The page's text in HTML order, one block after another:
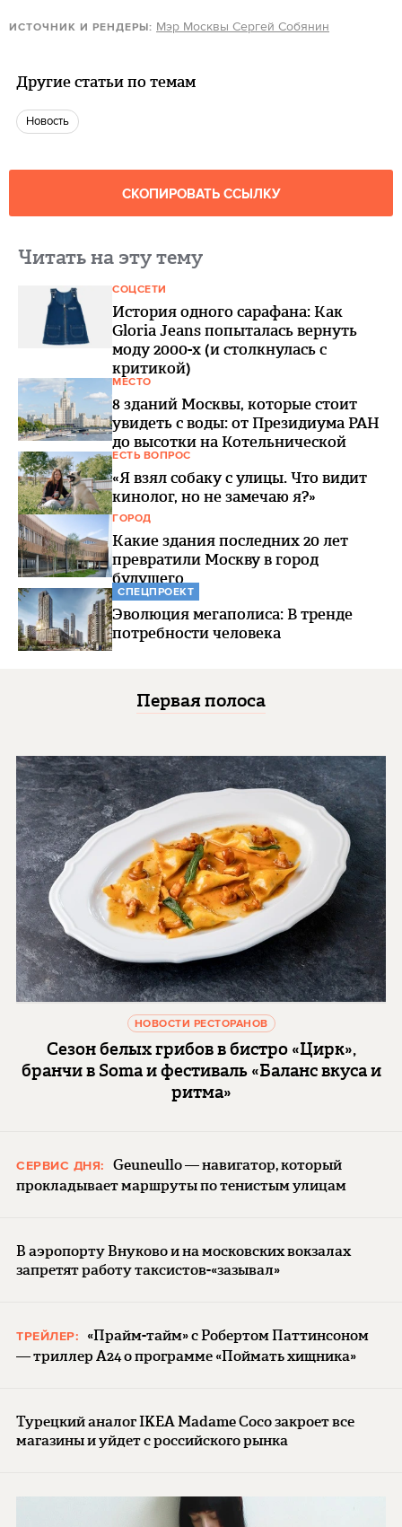
ИСТОЧНИК И РЕНДЕРЫ: Мэр Москвы Сергей Собянин
Другие статьи по темам
Новость
СКОПИРОВАТЬ ССЫЛКУ
Читать на эту тему
СОЦСЕТИ
История одного сарафана: Как
Gloria Jeans попыталась вернуть
моду 2000-х (и столкнулась с
критикой)
МЕСТО
8 зданий Москвы, которые стоит
увидеть с воды: от Президиума РАН
до высотки на Котельнической
ЕСТЬ ВОПРОС
«Я взял собаку с улицы. Что видит
кинолог, но не замечаю я?»
ГОРОД
Какие здания последних 20 лет
превратили Москву в город
будущего
СПЕЦПРОЕКТ
Эволюция мегаполиса: В тренде
потребности человека
Первая полоса
НОВОСТИ РЕСТОРАНОВ
Сезон белых грибов в бистро «Цирк»,
бранчи в Soma и фестиваль «Баланс вкуса и
ритма»
СЕРВИС ДНЯ:
Geuneullo — навигатор, который
прокладывает маршруты по тенистым улицам
В аэропорту Внуково и на московских вокзалах
запретят работу таксистов-«зазывал»
ТРЕЙЛЕР:
«Прайм-тайм» с Робертом Паттинсоном
— триллер A24 о программе «Поймать хищника»
Турецкий аналог IKEA Madame Coco закроет все
магазины и уйдет с российского рынка